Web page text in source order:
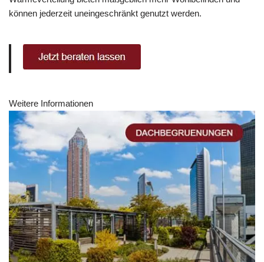
können jederzeit uneingeschränkt genutzt werden.
Weitere Informationen